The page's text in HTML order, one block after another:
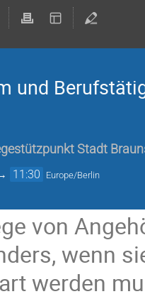
und
Stadt
11:30 Europe/Berlin
von
wenn
werden